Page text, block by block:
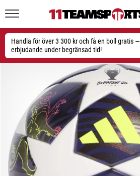
Handla för över 3 300 kr och få en boll gratis —
erbjudande under begränsad tid!
1. 7. 2025
•
1 min. läsning
Play
Victories
Rusta
dig
för
dam-
EM
2025